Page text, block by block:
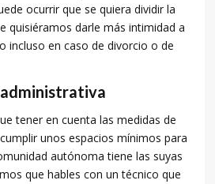
ocurrir que se quiera dividir la
quisiéramos darle más intimidad a
incluso en caso de divorcio o de
tener en cuenta las medidas de
unos espacios mínimos para
autónoma tiene las suyas
que hables con un técnico que